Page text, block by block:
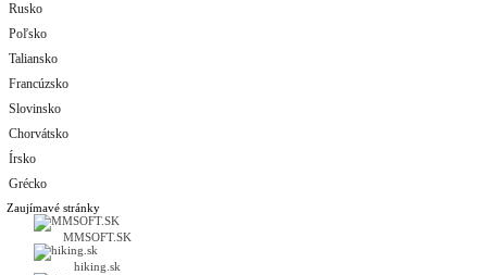
Rusko
Poľsko
Taliansko
Francúzsko
Slovinsko
Chorvátsko
Írsko
Grécko
Zaujímavé stránky
MMSOFT.SK
hiking.sk